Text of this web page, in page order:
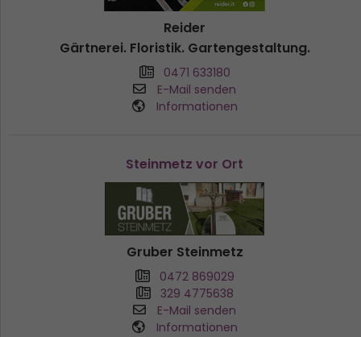
Reider
Gärtnerei. Floristik. Gartengestaltung.
0471 633180
E-Mail senden
Informationen
Steinmetz vor Ort
Gruber Steinmetz
0472 869029
329 4775638
E-Mail senden
Informationen